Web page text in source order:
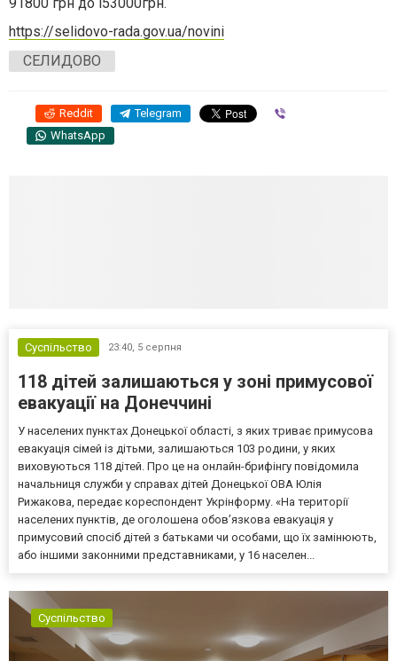
https://selidovo-rada.gov.ua/novini
СЕЛИДОВО
Reddit Telegram
WhatsApp
Суспільство 23:40, 5 серпня
118 дітей залишаються у зоні примусової
евакуації на Донеччині
У населених пунктах Донецької області, з яких триває примусова
евакуація сімей із дітьми, залишаються 103 родини, у яких
виховуються 118 дітей. Про це на онлайн-брифінгу повідомила
начальниця служби у справах дітей Донецької ОВА Юлія
Рижакова, передає кореспондент Укрінформу. «На території
населених пунктів, де оголошена обов’язкова евакуація у
примусовий спосіб дітей з батьками чи особами, що їх замінюють,
або іншими законними представниками, у 16 населен...
Суспільство